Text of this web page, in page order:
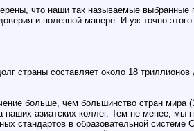
что наши так называемые
и полезной манере. И уж точно
страны составляет около 18
больше, чем большинство стран
азиатских коллег. Тем не менее, мы
стандартов в образовательной